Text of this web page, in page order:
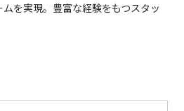
を実現。豊富な経験をもつスタッ